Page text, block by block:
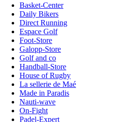
Basket-Center
Daily Bikers
Direct Running
Espace Golf
Foot-Store
Galopp-Store
Golf and co
Handball-Store
House of Rugby
La sellerie de Maé
Made in Paradis
Nauti-wave
On-Fight
Padel-Expert